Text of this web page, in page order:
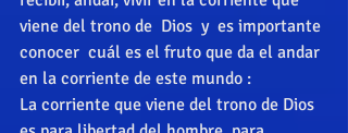
viene del trono de  Dios  y  es importante
conocer  cuál es el fruto que da el andar
en la corriente de este mundo :
La corriente que viene del trono de Dios